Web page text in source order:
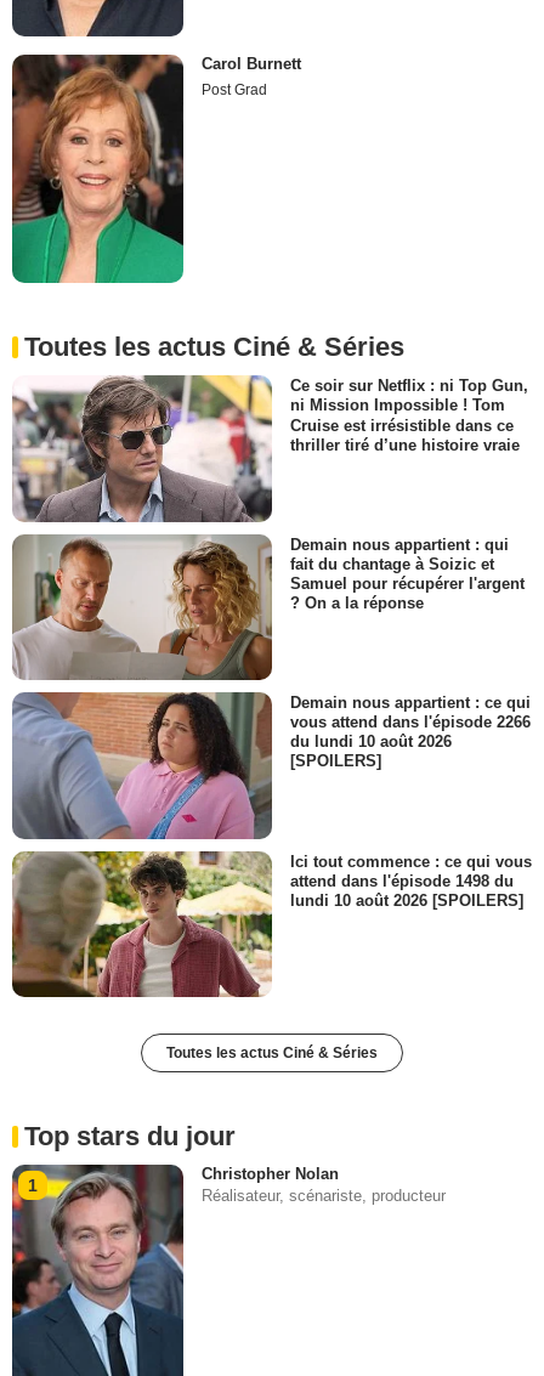
Carol Burnett
Post Grad
Toutes les actus Ciné & Séries
Ce soir sur Netflix : ni Top Gun,
ni Mission Impossible ! Tom
Cruise est irrésistible dans ce
thriller tiré d’une histoire vraie
Demain nous appartient : qui
fait du chantage à Soizic et
Samuel pour récupérer l'argent
? On a la réponse
Demain nous appartient : ce qui
vous attend dans l'épisode 2266
du lundi 10 août 2026
[SPOILERS]
Ici tout commence : ce qui vous
attend dans l'épisode 1498 du
lundi 10 août 2026 [SPOILERS]
Toutes les actus Ciné & Séries
Top stars du jour
1
Christopher Nolan
Réalisateur, scénariste, producteur